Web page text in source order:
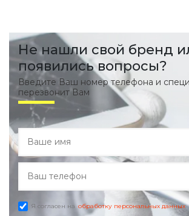
Не нашли свой бренд
появились вопросы?
Введите Ваш номер телефона и
перезвонит Вам
Я согласен на обработку персональных данных